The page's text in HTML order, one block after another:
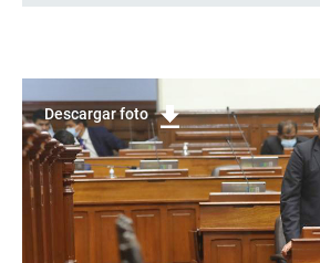
Descargar foto